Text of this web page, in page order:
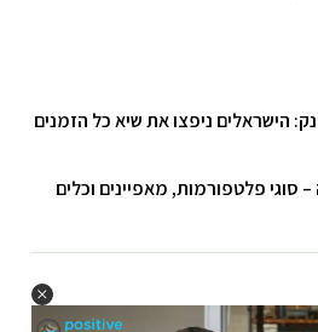
הישראלים ניפצו את שיא כל הזמנים
פלטפורמות, מאפיינים וכלים